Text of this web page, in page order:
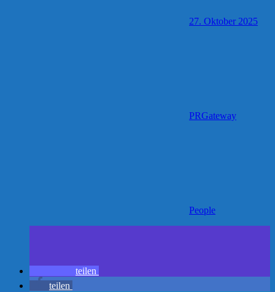
27. Oktober 2025
PRGateway
People
teilen
teilen